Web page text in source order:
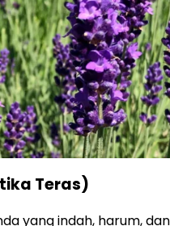
Teras)
yang indah, harum,